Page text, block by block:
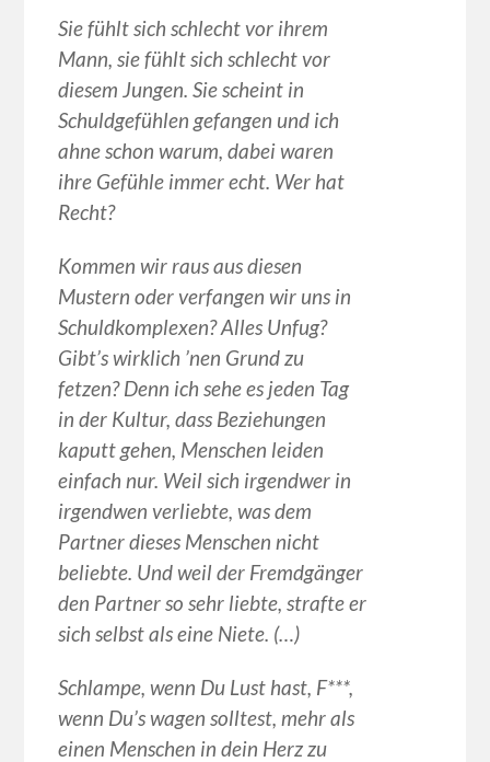
Sie fühlt sich schlecht vor ihrem
Mann, sie fühlt sich schlecht vor
diesem Jungen. Sie scheint in
Schuldgefühlen gefangen und ich
ahne schon warum, dabei waren
ihre Gefühle immer echt. Wer hat
Recht?
Kommen wir raus aus diesen
Mustern oder verfangen wir uns in
Schuldkomplexen? Alles Unfug?
Gibt’s wirklich ’nen Grund zu
fetzen? Denn ich sehe es jeden Tag
in der Kultur, dass Beziehungen
kaputt gehen, Menschen leiden
einfach nur. Weil sich irgendwer in
irgendwen verliebte, was dem
Partner dieses Menschen nicht
beliebte. Und weil der Fremdgänger
den Partner so sehr liebte, strafte er
sich selbst als eine Niete. (…)
Schlampe, wenn Du Lust hast, F***,
wenn Du’s wagen solltest, mehr als
einen Menschen in dein Herz zu